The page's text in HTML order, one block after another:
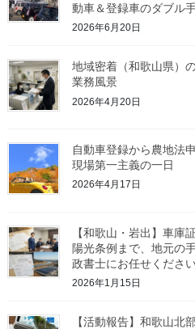
動車＆登録車のダブル
2026年6月20日
地域密着（和歌山県）
業務風景
2026年4月20日
自動車登録から農地法
現場第一主義の一日
2026年4月17日
【和歌山・岩出】車庫
陽光条例まで、地元の
政書士にお任せください
2026年1月15日
【活動報告】和歌山北